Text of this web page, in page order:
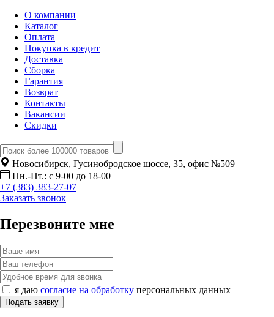
О компании
Каталог
Оплата
Покупка в кредит
Доставка
Сборка
Гарантия
Возврат
Контакты
Вакансии
Скидки
Новосибирск, Гусинобродское шоссе, 35, офис №509
Пн.-Пт.: с 9-00 до 18-00
+7 (383) 383-27-07
Заказать звонок
Перезвоните мне
я даю согласие на обработку персональных данных